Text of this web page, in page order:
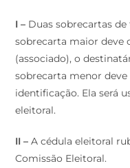
I – Duas sobrecartas
sobrecarta maior deve
(associado), o
sobrecarta menor deve
identificação. Ela será
eleitoral.
II – A cédula eleitoral
Comissão Eleitoral.